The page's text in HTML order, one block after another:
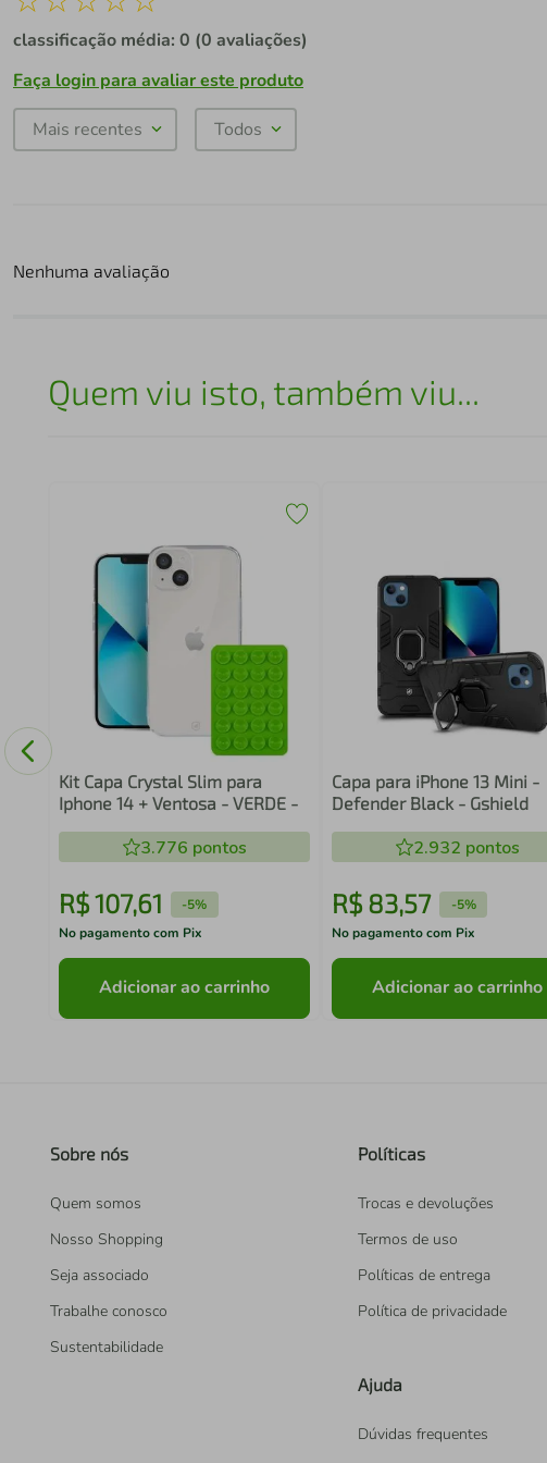
classificação média: 0 (0 avaliações)
Faça login para avaliar este produto
Mais recentes Todos
Nenhuma avaliação
Quem viu isto, também viu...
Kit Capa Crystal Slim para
Iphone 14 + Ventosa - VERDE -
3.776 pontos
R$107,61 -5%
No pagamento com Pix
Adicionar ao carrinho
Capa para iPhone 13 Mini -
Defender Black - Gshield
2.932 pontos
R$ 83,57 -5%
No pagamento com Pix
Adicionar ao carrinho
Sobre nós
Quem somos
Nosso Shopping
Seja associado
Trabalhe conosco
Sustentabilidade
Políticas
Trocas e devoluções
Termos de uso
Políticas de entrega
Política de privacidade
Ajuda
Dúvidas frequentes